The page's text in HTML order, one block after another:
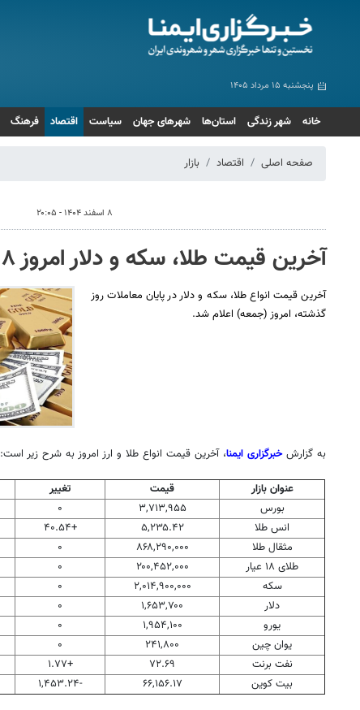
پنجشنبه ۱۵ مرداد ۱۴۰۵
خانه شهر زندگی استان‌ها شهرهای جهان سیاست اقتصاد فرهنگ
صفحه اصلی اقتصاد بازار
۸ اسفند ۱۴۰۴ - ۲۰:۰۵
آخرین قیمت طلا، سکه و دلار امروز ۸ اسفند
آخرین قیمت انواع طلا، سکه و دلار در پایان معاملات روز
گذشته، امروز (جمعه) اعلام شد.
به گزارش خبرگزاری ایمنا، آخرین قیمت انواع طلا و ارز امروز به شرح زیر است:
عنوان بازار قیمت تغییر
بورس
۳,۷۱۳,۹۵۵ ۰
انس طلا
۵,۲۳۵.۴۲ +۴۰.۵۴
مثقال طلا
۸۶۸,۲۹۰,۰۰۰ ۰
طلای ۱۸ عیار
۲۰۰,۴۵۲,۰۰۰ ۰
سکه
۲,۰۱۴,۹۰۰,۰۰۰ ۰
دلار
۱,۶۵۳,۷۰۰ ۰
یورو
۱,۹۵۴,۱۰۰ ۰
یوان چین
۲۴۱,۸۰۰ ۰
نفت برنت
۷۲.۶۹ +۱.۷۷
بیت کوین
۶۶,۱۵۶.۱۷ -۱,۴۵۳.۲۴